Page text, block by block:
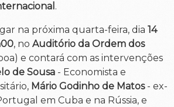
.
na próxima quarta-feira, dia 14
, no Auditório da Ordem dos
e contará com as intervenções
de Sousa - Economista e
Mário Godinho de Matos- ex-
em Cuba e na Rússia, e